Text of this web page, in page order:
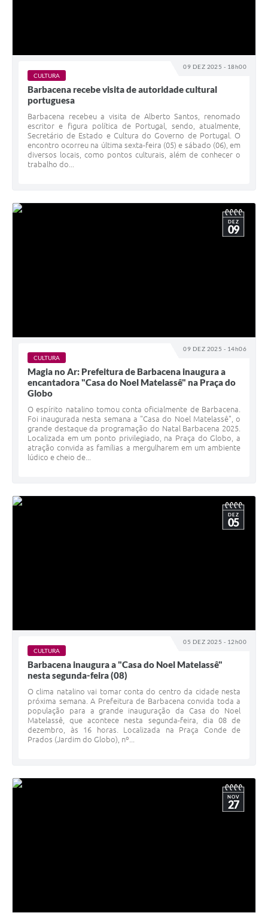
09 DEZ 2025 - 18h00
CULTURA
Barbacena recebe visita de autoridade cultural
portuguesa
Barbacena recebeu a visita de Alberto Santos, renomado
escritor e figura política de Portugal, sendo, atualmente,
Secretário de Estado e Cultura do Governo de Portugal. O
encontro ocorreu na última sexta-feira (05) e sábado (06), em
diversos locais, como pontos culturais, além de conhecer o
trabalho do...
09 DEZ 2025 - 14h06
DEZ
09
CULTURA
Magia no Ar: Prefeitura de Barbacena inaugura a
encantadora "Casa do Noel Matelassê" na Praça do
Globo
O espírito natalino tomou conta oficialmente de Barbacena.
Foi inaugurada nesta semana a "Casa do Noel Matelassê", o
grande destaque da programação do Natal Barbacena 2025.
Localizada em um ponto privilegiado, na Praça do Globo, a
atração convida as famílias a mergulharem em um ambiente
lúdico e cheio de...
05 DEZ 2025 - 12h00
DEZ
05
CULTURA
Barbacena inaugura a "Casa do Noel Matelassê"
nesta segunda-feira (08)
O clima natalino vai tomar conta do centro da cidade nesta
próxima semana. A Prefeitura de Barbacena convida toda a
população para a grande inauguração da Casa do Noel
Matelassê, que acontece nesta segunda-feira, dia 08 de
dezembro, às 16 horas. Localizada na Praça Conde de
Prados (Jardim do Globo), nº...
NOV
27